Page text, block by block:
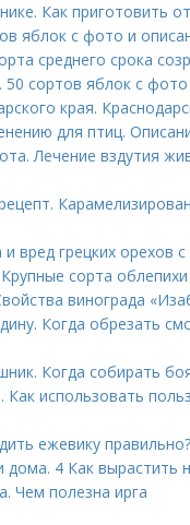
Как приготовить
яблок с фото и
среднего срока
сортов яблок с
края.
для птиц.
Лечение вздутия
вред грецких орехов
сорта
винограда
Когда обрезать
Когда собирать
Как использовать
ежевику правильно?
дома. 4 Как вырастить
Чем полезна ирга